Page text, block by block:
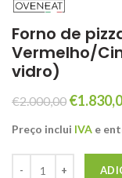
Forno de
Vermelho/
vidro)
€2.000,00 O
original
€
Preço inclui IVA e